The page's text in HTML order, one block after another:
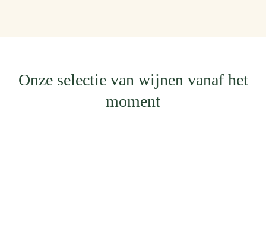
Onze selectie van wijnen vanaf het
moment